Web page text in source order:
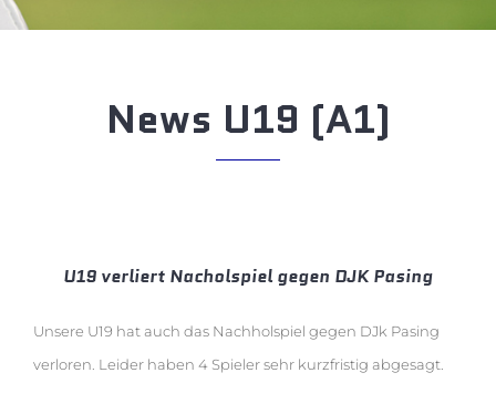
News U19 (A1)
U19 verliert Nacholspiel gegen DJK Pasing
Unsere U19 hat auch das Nachholspiel gegen DJk Pasing
verloren. Leider haben 4 Spieler sehr kurzfristig abgesagt.